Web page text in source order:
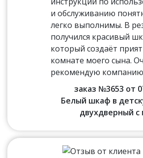
и обслуживанию
легко выполнимы. В
получился красивый
который создаёт
комнате моего сына.
рекомендую
заказ №3653 от
Белый шкаф в
двухдверный с